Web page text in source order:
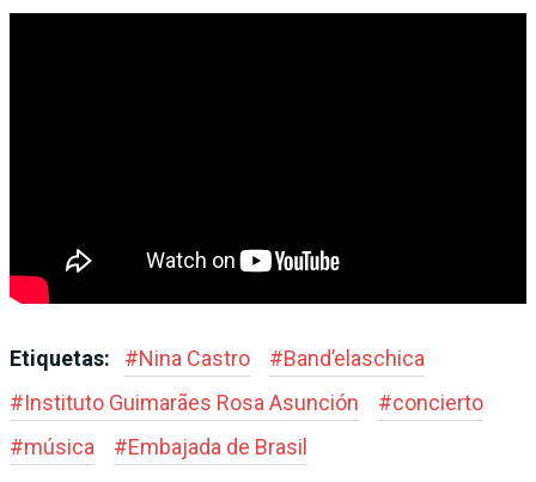
Etiquetas: #Nina Castro #Band’elaschica
#Instituto Guimarães Rosa Asunción #concierto
#música #Embajada de Brasil